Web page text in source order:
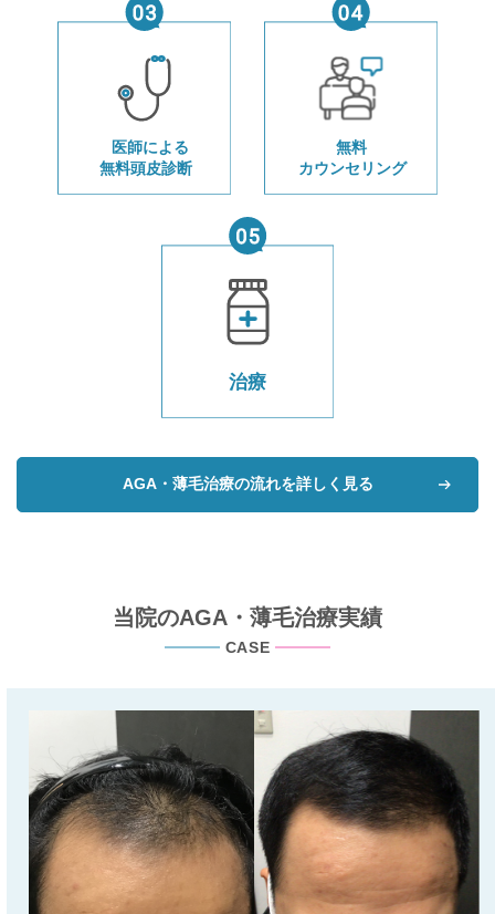
AGA・薄毛治療の流れを詳しく見る
当院のAGA・薄毛治療実績
CASE